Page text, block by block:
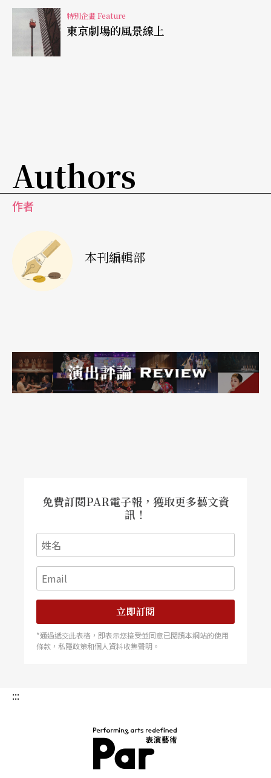
正欣然躍出。
臺北尊嚴
紅牆。頂上閣樓才是來客擾鬧羣集的地方，與底下
那個完整明淨的空間恍若兩個世界。
術家聚場」。表演工作者商借時他們從不收場租，
也不收門票，還替演出者現場募款補貼製作費。河
間作截然不同的運用。服裝公司會來這兒拍服裝
照、廣告公司也曾到這兒來拍MTV（林青霞、葉子
三個學藝術的男人從金門退伍後自認與社會格格不
入，在台大附近開設這家充滿實驗意味的咖啡店。
店名和庫柏力克（S. Kubrick）的著名影片無關，只
是取其拼貼趣味。店内的擺設也充滿拼貼的怪異美
感：懸弔的椅子、嵌在磚牆内的魚缸、大爬蟲標
者也進來玩多媒體發表會。一年後不堪虧累，兩名
股東退出，剩下賴聖分獨撐大局。他深爲劇場魅力
特別企畫 Feature
東京劇場的風景線上
Authors
作者
本刊編輯部
免費訂閱PAR電子報，獲取更多藝文資
訊！
立即訂閱
*通過遞交此表格，即表示您接受並同意已閱讀本網站的使用
條款，私隱政策和個人資料收集聲明。
:::